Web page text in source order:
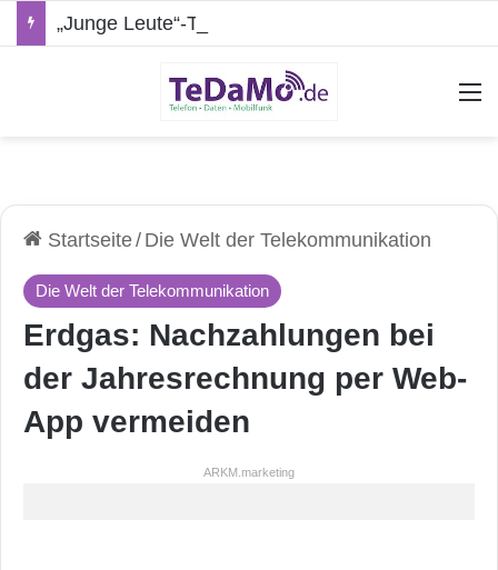
Startseite/ Die Welt der Telekommunikation
Die Welt der Telekommunikation
Erdgas: Nachzahlungen bei
der Jahresrechnung per Web-
App vermeiden
ARKM.marketing